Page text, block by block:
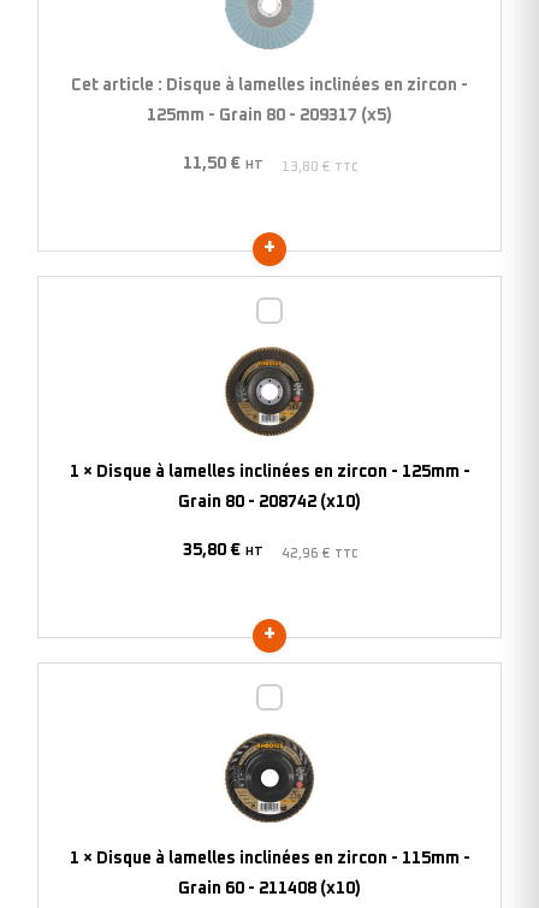
inclinées
en
-
Cet article : Disque à lamelles inclinées en zircon -
125mm - Grain 80 - 209317 (x5)
11,50 € HT 13,80 € TTC
lamelles
inclinées
en
zircon
-
1 × Disque à lamelles inclinées en zircon - 125mm -
Grain 80 - 208742 (x10)
35,80 € HT 42,96 € TTC
lamelles
inclinées
en
zircon
1 × Disque à lamelles inclinées en zircon - 115mm -
Grain 60 - 211408 (x10)